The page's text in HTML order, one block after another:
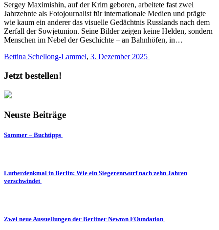
Sergey Maximishin, auf der Krim geboren, arbeitete fast zwei
Jahrzehnte als Fotojournalist für internationale Medien und prägte
wie kaum ein anderer das visuelle Gedächtnis Russlands nach dem
Zerfall der Sowjetunion. Seine Bilder zeigen keine Helden, sondern
Menschen im Nebel der Geschichte – an Bahnhöfen, in…
Bettina Schellong-Lammel, 3. Dezember 2025
Jetzt bestellen!
Neuste Beiträge
Sommer – Buchtipps
Lutherdenkmal in Berlin: Wie ein Siegerentwurf nach zehn Jahren
verschwindet
Zwei neue Ausstellungen der Berliner Newton FOundation